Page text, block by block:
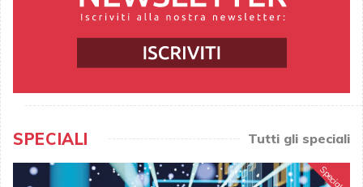
SPECIALI Tutti gli speciali
Speciale